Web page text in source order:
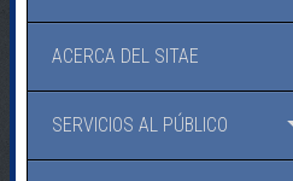
ACERCA DEL SITAE
SERVICIOS AL PÚBLICO